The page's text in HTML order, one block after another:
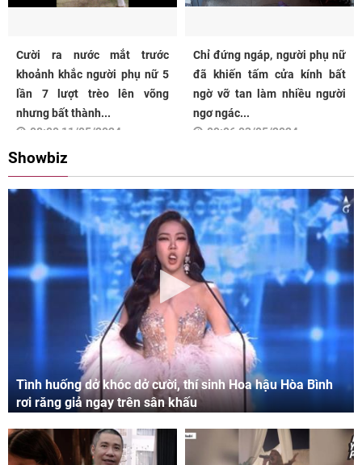
Cười ra nước mắt trước
khoảnh khắc người phụ nữ 5
lần 7 lượt trèo lên võng
nhưng bất thành...
08:00 11/05/2024
Chỉ đứng ngáp, người phụ nữ
đã khiến tấm cửa kính bất
ngờ vỡ tan làm nhiều người
ngơ ngác...
09:06 03/05/2024
Showbiz
Tình huống dở khóc dở cười, thí sinh Hoa hậu Hòa Bình
rơi răng giả ngay trên sân khấu